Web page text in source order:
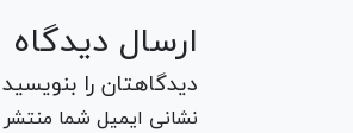
ارسال دیدگاه
دیدگاهتان را بنویسید
نشانی ایمیل شما